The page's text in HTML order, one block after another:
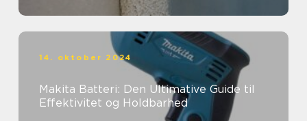
14. oktober 2024
Makita Batteri: Den Ultimative Guide til
Effektivitet og Holdbarhed